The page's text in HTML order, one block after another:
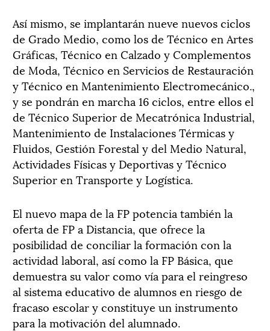
Así mismo, se implantarán nueve nuevos ciclos
de Grado Medio, como los de Técnico en Artes
Gráficas, Técnico en Calzado y Complementos
de Moda, Técnico en Servicios de Restauración
y Técnico en Mantenimiento Electromecánico.,
y se pondrán en marcha 16 ciclos, entre ellos el
de Técnico Superior de Mecatrónica Industrial,
Mantenimiento de Instalaciones Térmicas y
Fluidos, Gestión Forestal y del Medio Natural,
Actividades Físicas y Deportivas y Técnico
Superior en Transporte y Logística.
El nuevo mapa de la FP potencia también la
oferta de FP a Distancia, que ofrece la
posibilidad de conciliar la formación con la
actividad laboral, así como la FP Básica, que
demuestra su valor como vía para el reingreso
al sistema educativo de alumnos en riesgo de
fracaso escolar y constituye un instrumento
para la motivación del alumnado.